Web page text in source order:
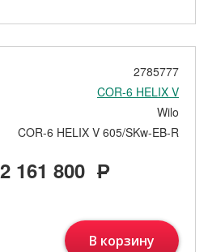
2785777
COR-6 HELIX V
Wilo
COR-6 HELIX V 605/SKw-EB-R
2 161 800 Р
В корзину